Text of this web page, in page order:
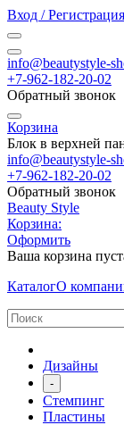
Вход / Регистрация
info@beautystyle-
+7-962-182-20-02
Обратный звонок
Корзина
Блок в верхней
info@beautystyle-
+7-962-182-20-02
Обратный звонок
Beauty Style
Корзина:
Оформить
Ваша корзина
КаталогО
Дизайны
-
Стемпинг
Пластины